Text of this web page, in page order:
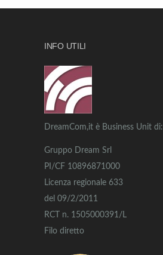
INFO UTILI
DreamCom,it è Business Unit di:
Gruppo Dream Srl
PI/CF 10896871000
Licenza regionale 633
del 09/2/2011
RCT n. 1505000391/L
Filo diretto